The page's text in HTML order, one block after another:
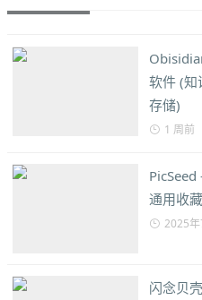
软件 (
存储)
1 周前
通用收
2025
闪念贝